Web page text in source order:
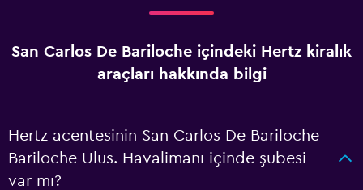
San Carlos De Bariloche içindeki Hertz kiralık
araçları hakkında bilgi
Hertz acentesinin San Carlos De Bariloche
Bariloche Ulus. Havalimanı içinde şubesi
var mı?